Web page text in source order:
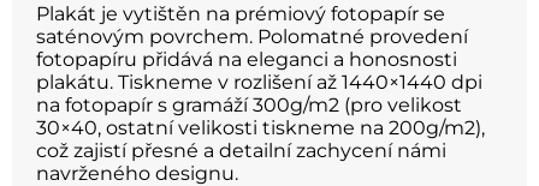
Plakát je vytištěn na prémiový fotopapír se
saténovým povrchem. Polomatné provedení
fotopapíru přidává na eleganci a honosnosti
plakátu. Tiskneme v rozlišení až 1440×1440 dpi
na fotopapír s gramáží 300g/m2 (pro velikost
30×40, ostatní velikosti tiskneme na 200g/m2),
což zajistí přesné a detailní zachycení námi
navrženého designu.